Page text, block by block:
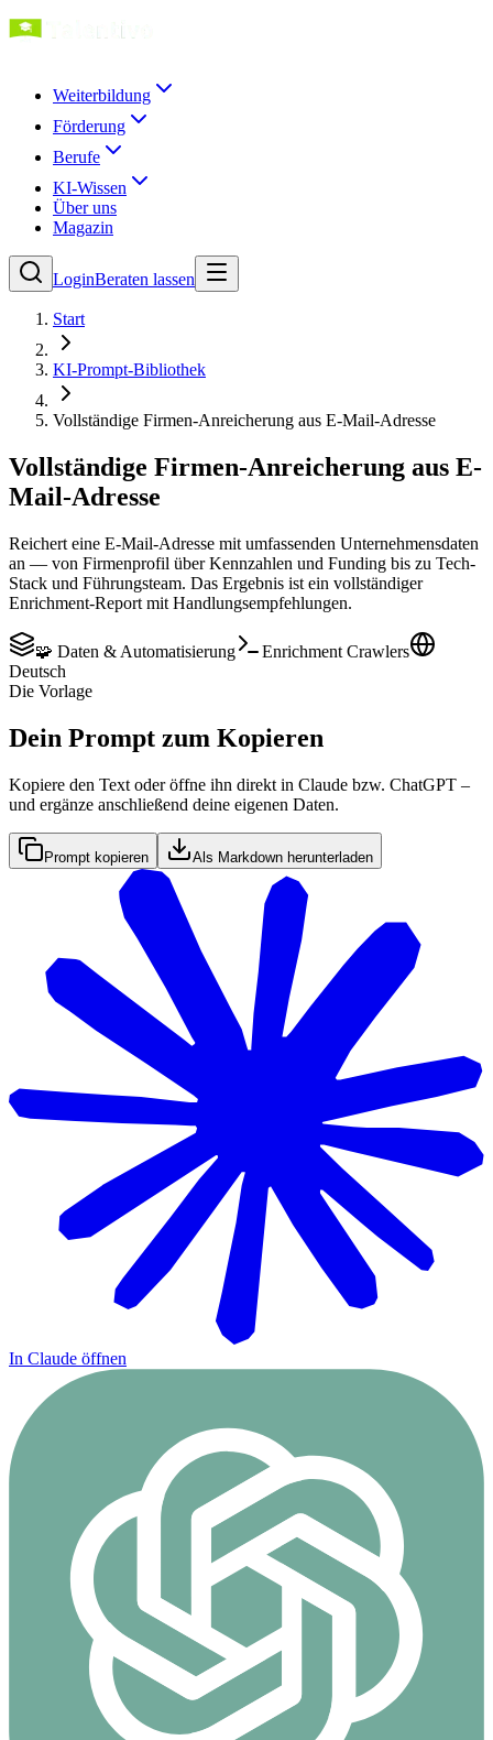
Weiterbildung
Förderung
Berufe
KI-Wissen
Über uns
Magazin
LoginBeraten lassen
Start
KI-Prompt-Bibliothek
Vollständige Firmen-Anreicherung aus E-Mail-Adresse
Vollständige Firmen-Anreicherung aus E-
Mail-Adresse
Reichert eine E-Mail-Adresse mit umfassenden Unternehmensdaten
an — von Firmenprofil über Kennzahlen und Funding bis zu Tech-
Stack und Führungsteam. Das Ergebnis ist ein vollständiger
Enrichment-Report mit Handlungsempfehlungen.
🧩 Daten & Automatisierung
Enrichment Crawlers
Deutsch
Die Vorlage
Dein Prompt zum Kopieren
Kopiere den Text oder öffne ihn direkt in Claude bzw. ChatGPT –
und ergänze anschließend deine eigenen Daten.
Prompt kopieren Als Markdown herunterladen
In Claude öffnen